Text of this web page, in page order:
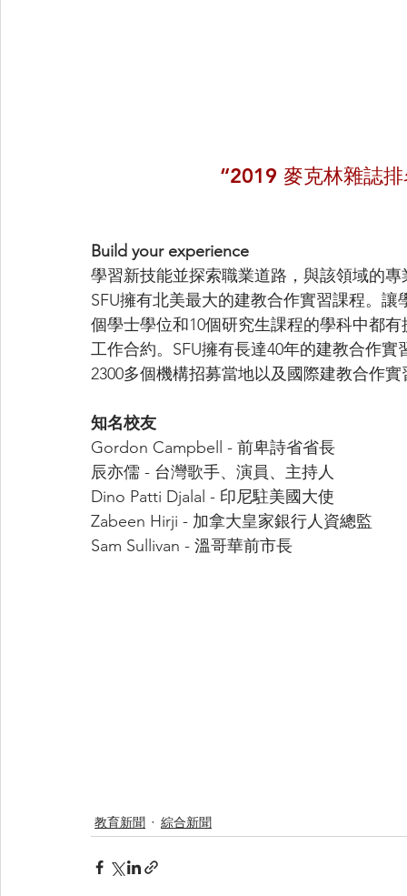
“2019 麥克林雜誌
Build your experience
學習新技能並探索職業道路，與該領域的
SFU擁有北美最大的建教合作實習課程。
個學士學位和10個研究生課程的學科中都
工作合約。SFU擁有長達40年的建教合作
2300多個機構招募當地以及國際建教合作實
知名校友
Gordon Campbell - 前卑詩省省長
辰亦儒 - 台灣歌手、演員、主持人
Dino Patti Djalal - 印尼駐美國大使
Zabeen Hirji - 加拿大皇家銀行人資總監
Sam Sullivan - 溫哥華前市長
教育新聞 綜合新聞